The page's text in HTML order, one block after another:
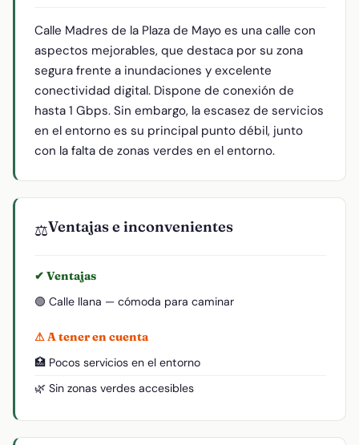
Calle Madres de la Plaza de Mayo es una calle con
aspectos mejorables, que destaca por su zona
segura frente a inundaciones y excelente
conectividad digital. Dispone de conexión de
hasta 1 Gbps. Sin embargo, la escasez de servicios
en el entorno es su principal punto débil, junto
con la falta de zonas verdes en el entorno.
⚖️Ventajas e inconvenientes
✔ Ventajas
🟢 Calle llana — cómoda para caminar
⚠ A tener en cuenta
🏥 Pocos servicios en el entorno
🌿 Sin zonas verdes accesibles